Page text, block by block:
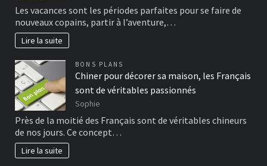
Les vacances sont les périodes parfaites pour se faire de
nouveaux copains, partir à l’aventure,…
Lire la suite
BONS PLANS
Chiner pour décorer sa maison, les Français
sont de véritables passionnés
Sophie
Près de la moitié des Français sont de véritables chineurs
de nos jours. Ce concept…
Lire la suite